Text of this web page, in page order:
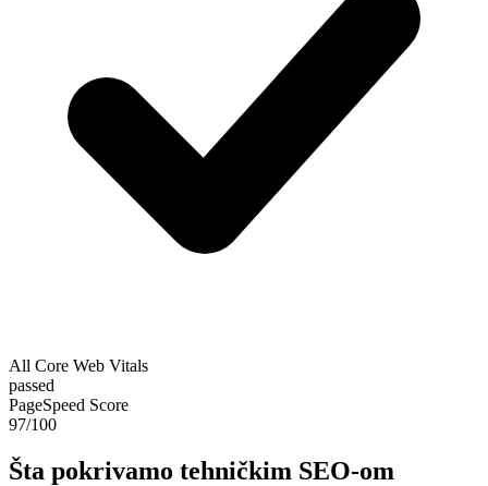
All Core Web Vitals
passed
PageSpeed Score
97/100
Šta pokrivamo tehničkim SEO-om